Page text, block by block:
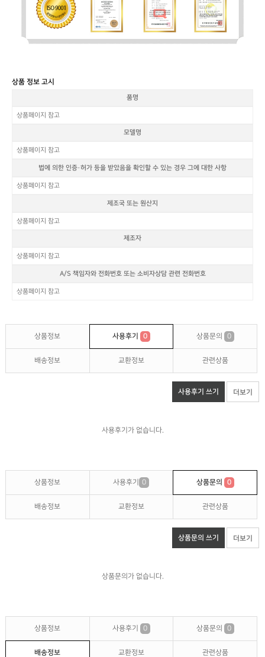
상품 정보 고시
품명
상품페이지 참고
모델명
상품페이지 참고
법에 의한 인증·허가 등을 받았음을 확인할 수 있는 경우 그에 대한 사항
상품페이지 참고
제조국 또는 원산지
상품페이지 참고
제조자
상품페이지 참고
A/S 책임자와 전화번호 또는 소비자상담 관련 전화번호
상품페이지 참고
상품정보 사용후기 0 상품문의 0
배송정보 교환정보 관련상품
사용후기 쓰기 더보기
사용후기가 없습니다.
상품정보 사용후기 0 상품문의 0
배송정보 교환정보 관련상품
상품문의 쓰기 더보기
상품문의가 없습니다.
상품정보 사용후기 0 상품문의 0
배송정보 교환정보 관련상품